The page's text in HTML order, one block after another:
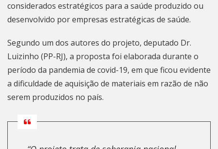
considerados estratégicos para a saúde produzido ou
desenvolvido por empresas estratégicas de saúde.
Segundo um dos autores do projeto, deputado Dr.
Luizinho (PP-RJ), a proposta foi elaborada durante o
período da pandemia de covid-19, em que ficou evidente
a dificuldade de aquisição de materiais em razão de não
serem produzidos no país.